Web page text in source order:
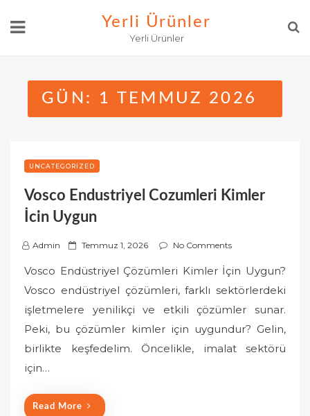
Yerli Ürünler
Yerli Ürünler
GÜN: 1 TEMMUZ 2026
UNCATEGORIZED
Vosco Endustriyel Cozumleri Kimler
İcin Uygun
Admin
P
s
t
e
d
o
Temmuz 1, 2026 No Comments
Vosco Endüstriyel Çözümleri Kimler İçin Uygun?
Vosco endüstriyel çözümleri, farklı sektörlerdeki
işletmelere yenilikçi ve etkili çözümler sunar.
Peki, bu çözümler kimler için uygundur? Gelin,
birlikte keşfedelim. Öncelikle, imalat sektörü
için…
Read More